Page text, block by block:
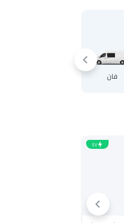
فان
EV